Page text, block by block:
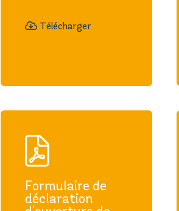
Télécharger
Formulaire de
déclaration